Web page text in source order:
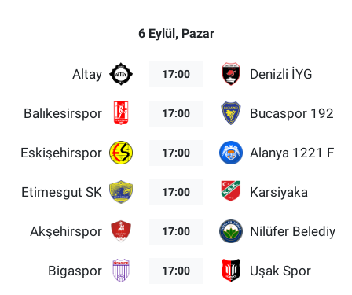
6 Eylül, Pazar
Altay 17:00 Denizli İYG
Balıkesirspor 17:00 Bucaspor 1928
Eskişehirspor 17:00 Alanya 1221 FK
Etimesgut SK 17:00 Karsiyaka
Akşehirspor 17:00 Nilüfer Belediye
Bigaspor 17:00 Uşak Spor